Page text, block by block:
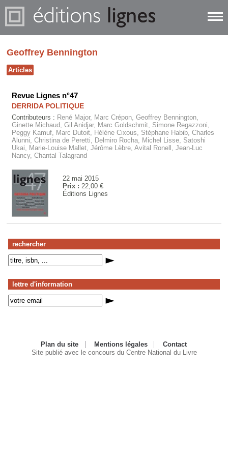
rechercher
lettre d'information
Geoffrey Bennington
Articles
22 mai 2015
Prix : 22,00 €
Éditions Lignes
Revue Lignes n°47
DERRIDA POLITIQUE
Contributeurs : René Major, Marc Crépon, Geoffrey Bennington,
Ginette Michaud, Gil Anidjar, Marc Goldschmit, Simone Regazzoni,
Peggy Kamuf, Marc Dutoit, Hélène Cixous, Stéphane Habib, Charles
Alunni, Christina de Peretti, Delmiro Rocha, Michel Lisse, Satoshi
Ukai, Marie-Louise Mallet, Jérôme Lèbre, Avital Ronell, Jean-Luc
Nancy, Chantal Talagrand
Plan du site Mentions légales
Contact
Site publié avec le concours du Centre National du Livre